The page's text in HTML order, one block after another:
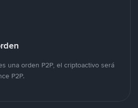
una orden P2P, el criptoactivo será
P2P.